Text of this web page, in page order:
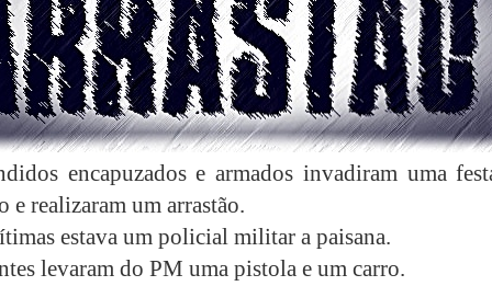
encapuzados e armados invadiram uma
e realizaram um arrastão.
estava um policial militar a paisana.
levaram do PM uma pistola e um carro.